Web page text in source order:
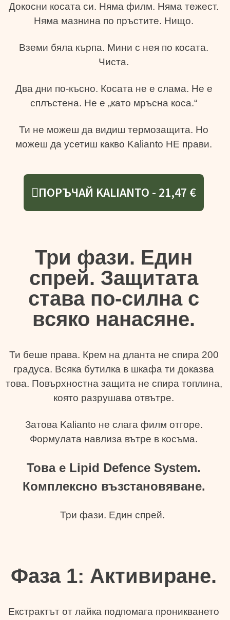
Докосни косата си. Няма филм. Няма тежест.
Няма мазнина по пръстите. Нищо.
Вземи бяла кърпа. Мини с нея по косата.
Чиста.
Два дни по-късно. Косата не е слама. Не е
сплъстена. Не е „като мръсна коса.“
Ти не можеш да видиш термозащита. Но
можеш да усетиш какво Kalianto НЕ прави.
ПОРЪЧАЙ KALIANTO - 21,47 €
Три фази. Един
спрей. Защитата
става по-силна с
всяко нанасяне.
Ти беше права. Крем на дланта не спира 200
градуса. Всяка бутилка в шкафа ти доказва
това. Повърхностна защита не спира топлина,
която разрушава отвътре.
Затова Kalianto не слага филм отгоре.
Формулата навлиза вътре в косъма.
Това е Lipid Defence System.
Комплексно възстановяване.
Три фази. Един спрей.
Фаза 1: Активиране.
Екстрактът от лайка подпомага проникването